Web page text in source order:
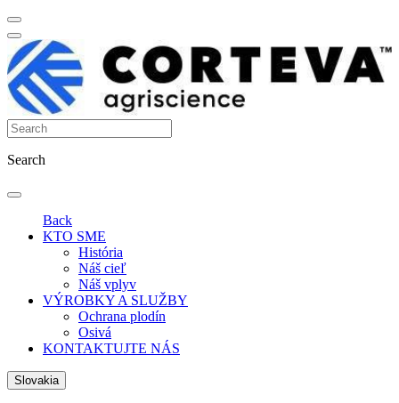
Search
Back
KTO SME
História
Náš cieľ
Náš vplyv
VÝROBKY A SLUŽBY
Ochrana plodín
Osivá
KONTAKTUJTE NÁS
Slovakia